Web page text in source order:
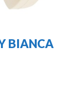
BIANCA